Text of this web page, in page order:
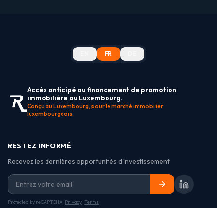
Accès anticipé au financement de promotion
immobilière au Luxembourg.
Conçu au Luxembourg, pour le marché immobilier
luxembourgeois.
FR
RESTEZ INFORMÉ
Recevez les dernières opportunités d'investissement.
Protected by reCAPTCHA. Privacy· Terms